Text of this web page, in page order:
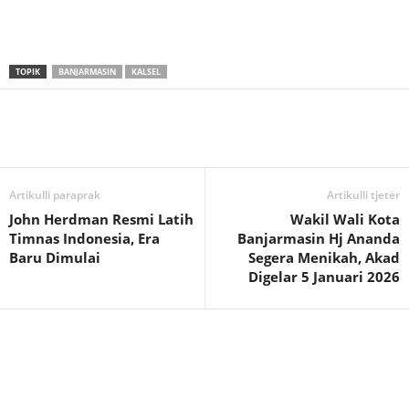
TOPIK BANJARMASIN KALSEL
Artikulli paraprak
John Herdman Resmi Latih
Timnas Indonesia, Era
Baru Dimulai
Artikulli tjetër
Wakil Wali Kota
Banjarmasin Hj Ananda
Segera Menikah, Akad
Digelar 5 Januari 2026